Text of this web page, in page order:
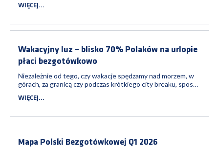
zakupowy, minimalizuje ryzyko błędów i zwiększa wygodę
obsługiwać transakcje, pozwalając Ci ...
WIĘCEJ...
Wakacyjny luz – blisko 70% Polaków na urlopie
płaci bezgotówkowo
Niezależnie od tego, czy wakacje spędzamy nad morzem, w
górach, za granicą czy podczas krótkiego city breaku, sposób
Fundacja Polska Bezgotówkowa sprawdziła, jak Polacy
wynika, że 7 na 1...
WIĘCEJ...
Mapa Polski Bezgotówkowej Q1 2026